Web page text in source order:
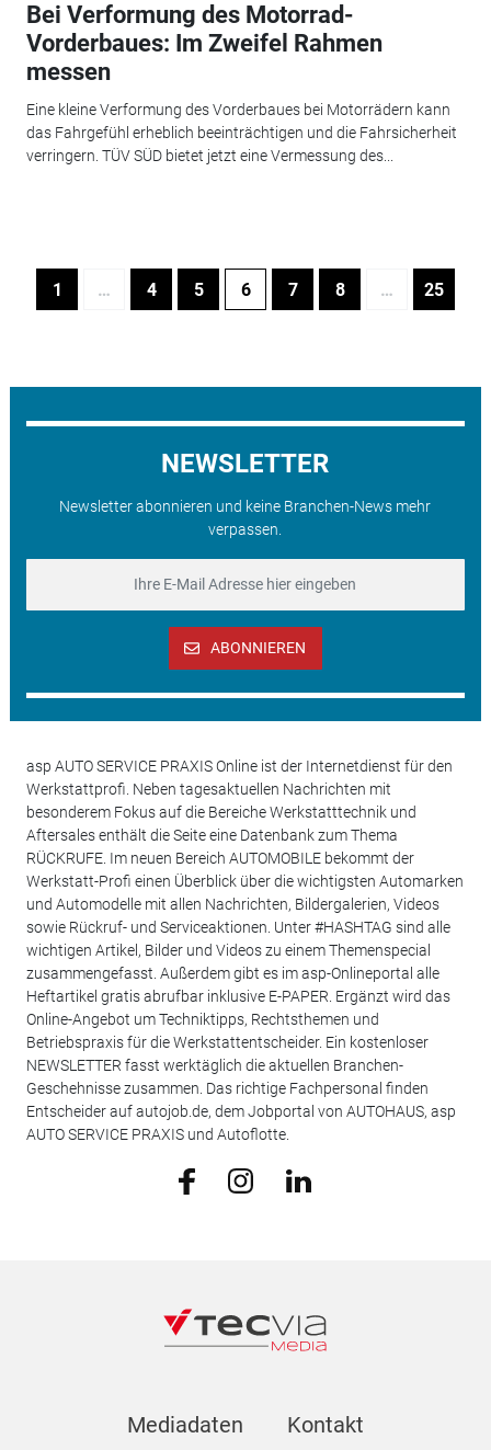
Bei Verformung des Motorrad-
Vorderbaues: Im Zweifel Rahmen
messen
Eine kleine Verformung des Vorderbaues bei Motorrädern kann
das Fahrgefühl erheblich beeinträchtigen und die Fahrsicherheit
verringern. TÜV SÜD bietet jetzt eine Vermessung des...
1 … 4 5 6 7 8 … 25
NEWSLETTER
Newsletter abonnieren und keine Branchen-News mehr
verpassen.
ABONNIEREN
asp AUTO SERVICE PRAXIS Online ist der Internetdienst für den
Werkstattprofi. Neben tagesaktuellen Nachrichten mit
besonderem Fokus auf die Bereiche Werkstatttechnik und
Aftersales enthält die Seite eine Datenbank zum Thema
RÜCKRUFE. Im neuen Bereich AUTOMOBILE bekommt der
Werkstatt-Profi einen Überblick über die wichtigsten Automarken
und Automodelle mit allen Nachrichten, Bildergalerien, Videos
sowie Rückruf- und Serviceaktionen. Unter #HASHTAG sind alle
wichtigen Artikel, Bilder und Videos zu einem Themenspecial
zusammengefasst. Außerdem gibt es im asp-Onlineportal alle
Heftartikel gratis abrufbar inklusive E-PAPER. Ergänzt wird das
Online-Angebot um Techniktipps, Rechtsthemen und
Betriebspraxis für die Werkstattentscheider. Ein kostenloser
NEWSLETTER fasst werktäglich die aktuellen Branchen-
Geschehnisse zusammen. Das richtige Fachpersonal finden
Entscheider auf autojob.de, dem Jobportal von AUTOHAUS, asp
AUTO SERVICE PRAXIS und Autoflotte.
Mediadaten Kontakt